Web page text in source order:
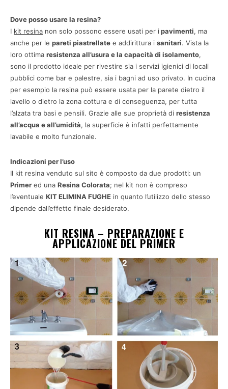
Dove posso usare la resina?
I kit resina non solo possono essere usati per i pavimenti, ma
anche per le pareti piastrellate e addirittura i sanitari. Vista la
loro ottima resistenza all’usura e la capacità di isolamento,
sono il prodotto ideale per rivestire sia i servizi igienici di locali
pubblici come bar e palestre, sia i bagni ad uso privato. In cucina
per esempio la resina può essere usata per la parete dietro il
lavello o dietro la zona cottura e di conseguenza, per tutta
l’alzata tra basi e pensili. Grazie alle sue proprietà di resistenza
all’acqua e all’umidità, la superficie è infatti perfettamente
lavabile e molto funzionale.
Indicazioni per l’uso
Il kit resina venduto sul sito è composto da due prodotti: un
Primer ed una Resina Colorata; nel kit non è compreso
l’eventuale KIT ELIMINA FUGHE in quanto l’utilizzo dello stesso
dipende dall’effetto finale desiderato.
KIT RESINA – PREPARAZIONE E
APPLICAZIONE DEL PRIMER